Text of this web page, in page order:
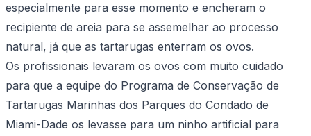
especialmente para esse momento e encheram o
recipiente de areia para se assemelhar ao processo
natural, já que as tartarugas enterram os ovos.
Os profissionais levaram os ovos com muito cuidado
para que a equipe do Programa de Conservação de
Tartarugas Marinhas dos Parques do Condado de
Miami-Dade os levasse para um ninho artificial para